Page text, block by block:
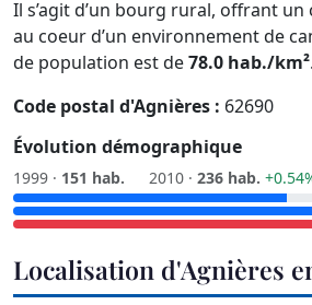
Il s’agit d’un bourg rural, offrant un
au coeur d’un environnement de
de population est de78.0 hab./km².
Code postal d'Agnières : 62690
Évolution démographique
1999 · 151 hab. 2010 · 236 hab.
Localisation d'Agnières